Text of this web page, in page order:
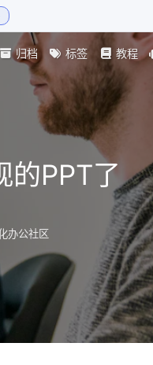
归档 标签 教程
的PPT了
办公社区